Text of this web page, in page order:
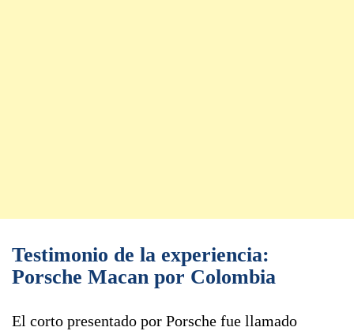
Testimonio de la experiencia:
Porsche Macan por Colombia
El corto presentado por Porsche fue llamado